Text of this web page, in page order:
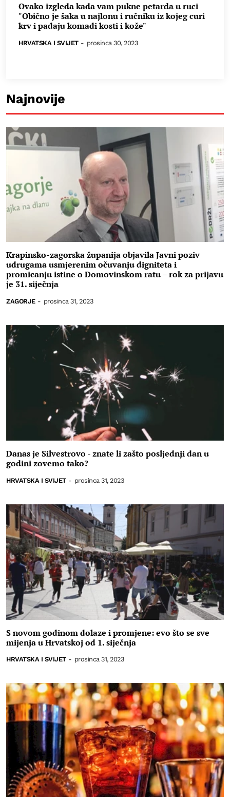
Ovako izgleda kada vam pukne petarda u ruci
"Obično je šaka u najlonu i ručniku iz kojeg curi
krv i padaju komadi kosti i kože"
HRVATSKA I SVIJET - prosinca 30, 2023
Najnovije
Krapinsko-zagorska županija objavila Javni poziv
udrugama usmjerenim očuvanju digniteta i
promicanju istine o Domovinskom ratu – rok za prijavu
je 31. siječnja
ZAGORJE - prosinca 31, 2023
Danas je Silvestrovo - znate li zašto posljednji dan u
godini zovemo tako?
HRVATSKA I SVIJET - prosinca 31, 2023
S novom godinom dolaze i promjene: evo što se sve
mijenja u Hrvatskoj od 1. siječnja
HRVATSKA I SVIJET - prosinca 31, 2023